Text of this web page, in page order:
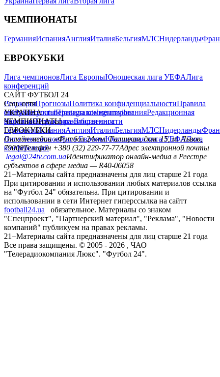
ГерманияИспанияАнглия
ЕВРОКУБКИ
Лига чемпионовЛига Европы
САЙТ ФУТБОЛ 24
РедакцияПрогнозыПолитика конфиденциальностиПравила
сайтуКонтактыПравила комментирования
политикаСтруктура собственности
Соц. сети
facebookxyoutube instagram
УКРАИНА
УкраинаПервая лигаВторая лига
ЧЕМПИОНАТЫ
ГерманияИспанияАнглияИталияБельгияМЛСНидерланды
ЕВРОКУБКИ
Лига чемпионовЛига ЕвропыЮношеская лига УЕФАЛига
конференций
Онлайн-медиа «Футбол 24»пл. Галицкая, дом. 15, м. Львов,
79008Телефон +380 (32) 229-77-77Адрес электронной почты
legal@24tv.com.uaИдентификатор онлайн-медиа в Реестре
субъектов в сфере медиа — R40-06058
21+Материалы сайта предназначены для лиц старше 21 года
При цитировании и использовании любых материалов ссылка
на "Футбол 24" обязательна. При цитировании и
использовании в сети Интернет гиперссылка на сайтт
football24.ua
обязательное. Материалы со знаком
"Спецпроект", "Партнерский материал", "Реклама", "Новости
компаний" публикуем на правах рекламы.
21+Материалы сайта предназначены для лиц старше 21 года
Все права защищены. © 2005 -2026, ЧАО
"Телерадиокомпания Люкс". "Футбол 24".